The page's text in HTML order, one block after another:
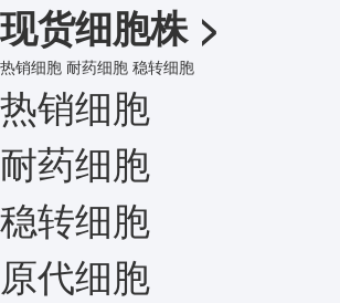
现货细胞株 >
热销细胞 耐药细胞 稳转细胞
热销细胞
耐药细胞
稳转细胞
原代细胞